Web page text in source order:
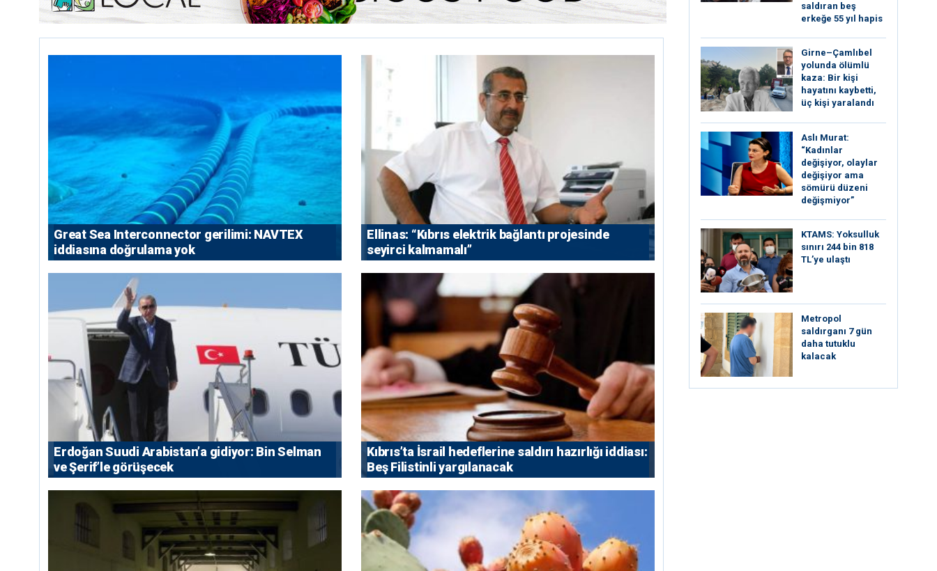
Great Sea Interconnector gerilimi: NAVTEX
iddiasına doğrulama yok
Ellinas: “Kıbrıs elektrik bağlantı projesinde
seyirci kalmamalı”
Erdoğan Suudi Arabistan’a gidiyor: Bin Selman
ve Şerif’le görüşecek
Kıbrıs’ta İsrail hedeflerine saldırı hazırlığı iddiası:
Beş Filistinli yargılanacak
saldıran beş
erkeğe 55 yıl hapis
Girne–Çamlıbel
yolunda ölümlü
kaza: Bir kişi
hayatını kaybetti,
üç kişi yaralandı
Aslı Murat:
“Kadınlar
değişiyor, olaylar
değişiyor ama
sömürü düzeni
değişmiyor”
KTAMS: Yoksulluk
sınırı 244 bin 818
TL’ye ulaştı
Metropol
saldırganı 7 gün
daha tutuklu
kalacak